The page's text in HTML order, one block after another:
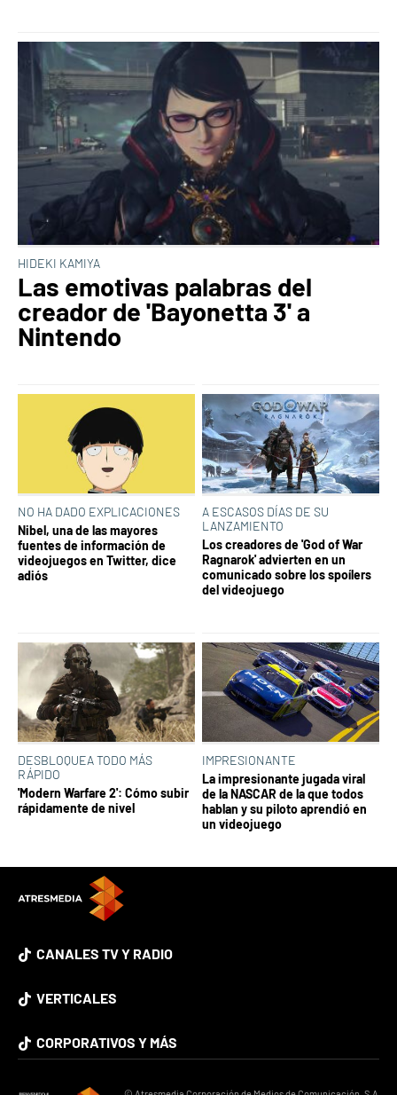
HIDEKI KAMIYA
Las emotivas palabras del
creador de 'Bayonetta 3' a
Nintendo
NO HA DADO EXPLICACIONES
Nibel, una de las mayores
fuentes de información de
videojuegos en Twitter, dice
adiós
A ESCASOS DÍAS DE SU
LANZAMIENTO
Los creadores de 'God of War
Ragnarok' advierten en un
comunicado sobre los spoílers
del videojuego
DESBLOQUEA TODO MÁS
RÁPIDO
'Modern Warfare 2': Cómo subir
rápidamente de nivel
IMPRESIONANTE
La impresionante jugada viral
de la NASCAR de la que todos
hablan y su piloto aprendió en
un videojuego
CANALES TV Y RADIO
VERTICALES
CORPORATIVOS Y MÁS